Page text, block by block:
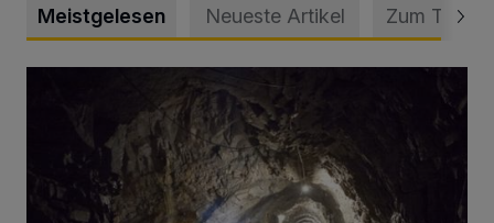
Meistgelesen Neueste Artikel Zum Thema